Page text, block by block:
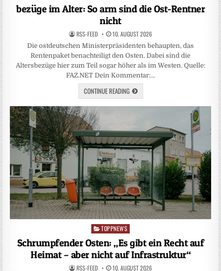
in
bezüge im Alter: So arm sind die Ost-Rentner
nicht
RSS-FEED 10. AUGUST 2026
Die ostdeutschen Ministerpräsidenten behaupten, das
Rentenpaket benachteiligt den Osten. Dabei sind die
Altersbezüge hier zum Teil sogar höher als im Westen. Quelle:
FAZ.NET Dein Kommentar:…
CONTINUE READING
Posted
TOPPNEWS
Schrumpfender Osten: „Es gibt ein Recht auf
Heimat – aber nicht auf Infrastruktur“
RSS-FEED 10. AUGUST 2026